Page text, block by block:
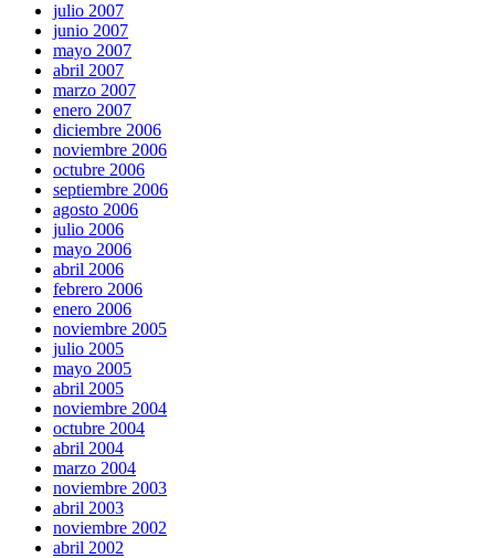
julio 2007
junio 2007
mayo 2007
abril 2007
marzo 2007
enero 2007
diciembre 2006
noviembre 2006
octubre 2006
septiembre 2006
agosto 2006
julio 2006
mayo 2006
abril 2006
febrero 2006
enero 2006
noviembre 2005
julio 2005
mayo 2005
abril 2005
noviembre 2004
octubre 2004
abril 2004
marzo 2004
noviembre 2003
abril 2003
noviembre 2002
abril 2002